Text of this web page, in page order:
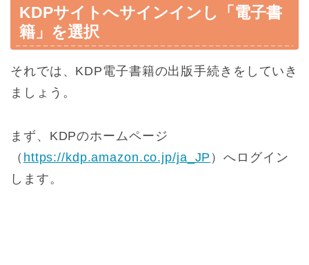
KDPサイトへサインインし「電子書
籍」を選択
それでは、KDP電子書籍の出版手続きをしていき
ましょう。
まず、KDPのホームページ
（ https://kdp.amazon.co.jp/ja_JP ）へログイン
します。